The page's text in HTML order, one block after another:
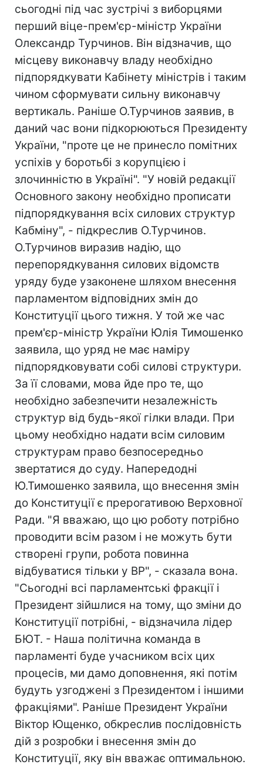
сьогодні під час зустрічі з виборцями
перший віце-прем'єр-міністр України
Олександр Турчинов. Він відзначив, що
місцеву виконавчу владу необхідно
підпорядкувати Кабінету міністрів і таким
чином сформувати сильну виконавчу
вертикаль. Раніше О.Турчинов заявив, в
даний час вони підкорюються Президенту
України, "проте це не принесло помітних
успіхів у боротьбі з корупцією і
злочинністю в Україні". "У новій редакції
Основного закону необхідно прописати
підпорядкування всіх силових структур
Кабміну", - підкреслив О.Турчинов.
О.Турчинов виразив надію, що
перепорядкування силових відомств
уряду буде узаконене шляхом внесення
парламентом відповідних змін до
Конституції цього тижня. У той же час
прем'єр-міністр України Юлія Тимошенко
заявила, що уряд не має наміру
підпорядковувати собі силові структури.
За її словами, мова йде про те, що
необхідно забезпечити незалежність
структур від будь-якої гілки влади. При
цьому необхідно надати всім силовим
структурам право безпосередньо
звертатися до суду. Напередодні
Ю.Тимошенко заявила, що внесення змін
до Конституції є прерогативою Верховної
Ради. "Я вважаю, що цю роботу потрібно
проводити всім разом і не можуть бути
створені групи, робота повинна
відбуватися тільки у ВР", - сказала вона.
"Сьогодні всі парламентські фракції і
Президент зійшлися на тому, що зміни до
Конституції потрібні, - відзначила лідер
БЮТ. - Наша політична команда в
парламенті буде учасником всіх цих
процесів, ми дамо доповнення, які потім
будуть узгоджені з Президентом і іншими
фракціями". Раніше Президент України
Віктор Ющенко, обкреслив послідовність
дій з розробки і внесення змін до
Конституції, яку він вважає оптимальною.